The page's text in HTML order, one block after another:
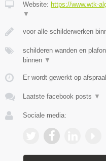
Website: https://www.wtk-
▼
voor alle schilderwerken
schilderen wanden en
binnen ▼
Er wordt gewerkt op
Laatste facebook posts ▼
Sociale media: